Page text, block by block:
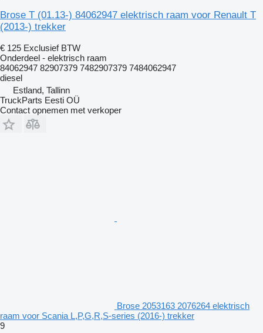
Brose T (01.13-) 84062947 elektrisch raam voor Renault T
(2013-) trekker
€ 125 Exclusief BTW
Onderdeel - elektrisch raam
84062947 82907379 7482907379 7484062947
diesel
Estland, Tallinn
TruckParts Eesti OÜ
Contact opnemen met verkoper
Brose 2053163 2076264 elektrisch
raam voor Scania L,P,G,R,S-series (2016-) trekker
9